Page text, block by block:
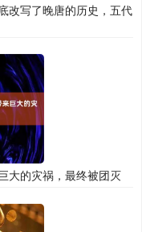
改写了晚唐的历史，五代
大的灾祸，最终被团灭